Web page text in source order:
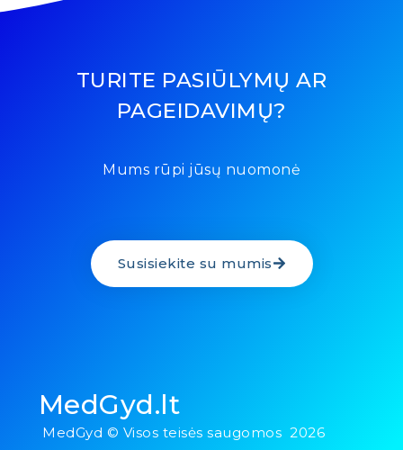
TURITE PASIŪLYMŲ AR
PAGEIDAVIMŲ?
Mums rūpi jūsų nuomonė
Susisiekite su mumis
MedGyd.lt
MedGyd © Visos teisės saugomos 2026